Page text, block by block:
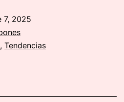
7, 2025
, Tendencias